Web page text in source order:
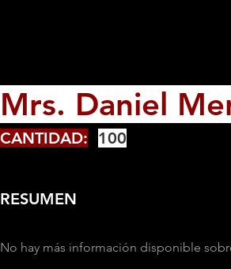
Mrs. Daniel
CANTIDAD: 100
RESUMEN
No hay más información disponible